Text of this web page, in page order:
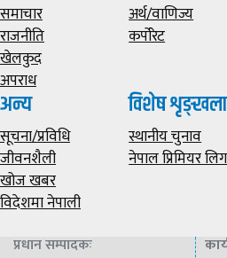
समाचार
राजनीति
खेलकुद
अपराध
अर्थ/वाणिज्य
कर्पोरेट
अन्य
सूचना/प्रविधि
जीवनशैली
खोज खबर
विदेशमा नेपाली
विशेष शृङ्खला
स्थानीय चुनाव
नेपाल प्रिमियर
प्रधान सम्पादकः